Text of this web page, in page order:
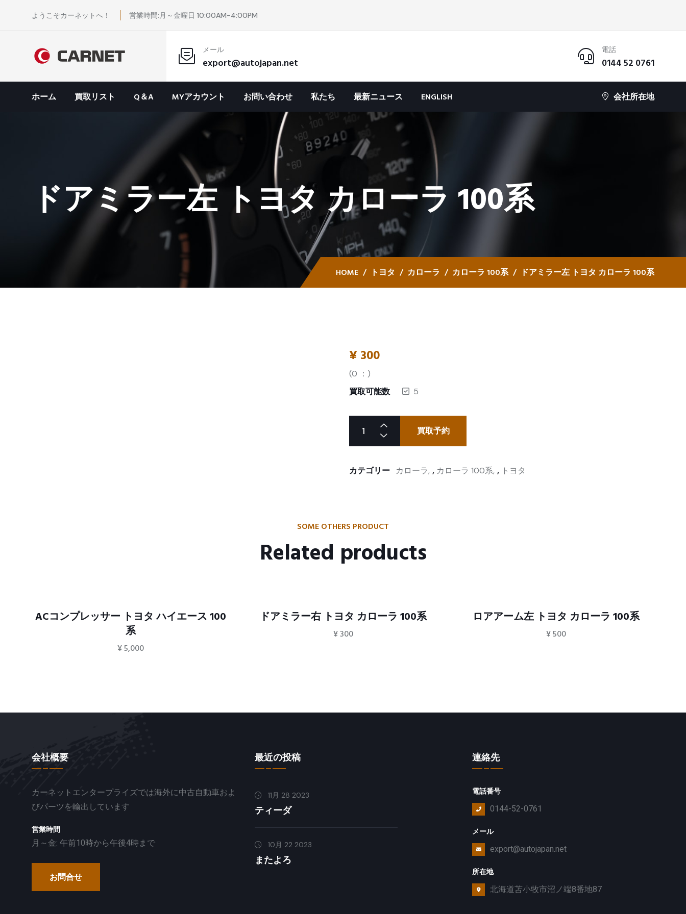
ようこそカーネットへ！ 営業時間:月～金曜日 10:00AM-4:00PM
メール
export@autojapan.net
電話
0144 52 0761
ホーム 買取リスト Q＆A MYアカウント お問い合わせ 私たち 最新ニュース ENGLISH 会社所在地
ドアミラー左 トヨタ カローラ 100系
HOME トヨタ カローラ カローラ 100系 ドアミラー左 トヨタ カローラ 100系
¥ 300
(0 ：)
買取可能数
5
買取予約
カテゴリー カローラ , カローラ 100系 , トヨタ
SOME OTHERS PRODUCT
Related products
ACコンプレッサー トヨタ ハイエース 100
系
¥5,000
ドアミラー右 トヨタ カローラ 100系
¥300
ロアアーム左 トヨタ カローラ 100系
¥500
会社概要
カーネットエンタープライズでは海外に中古自動車およ
びパーツを輸出しています
営業時間
月～金: 午前10時から午後4時まで
お問合せ
最近の投稿
11月 28 2023
ティーダ
10月 22 2023
またよろ
連絡先
電話番号
0144-52-0761
メール
export@autojapan.net
所在地
北海道苫小牧市沼ノ端8番地87